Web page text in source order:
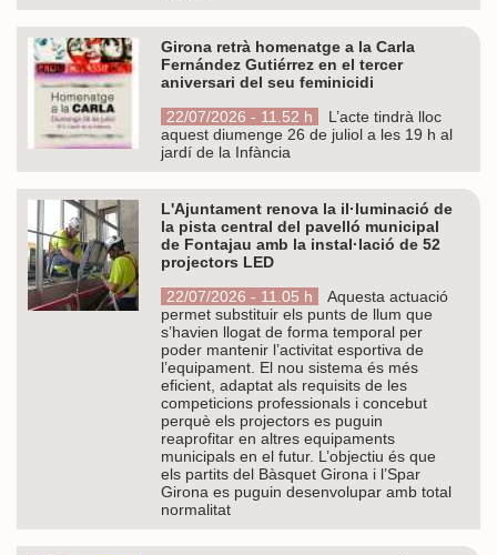
Girona retrà homenatge a la Carla
Fernández Gutiérrez en el tercer
aniversari del seu feminicidi
22/07/2026 - 11.52 h
L’acte tindrà lloc
aquest diumenge 26 de juliol a les 19 h al
jardí de la Infància
L'Ajuntament renova la il·luminació de
la pista central del pavelló municipal
de Fontajau amb la instal·lació de 52
projectors LED
22/07/2026 - 11.05 h
Aquesta actuació
permet substituir els punts de llum que
s’havien llogat de forma temporal per
poder mantenir l’activitat esportiva de
l’equipament. El nou sistema és més
eficient, adaptat als requisits de les
competicions professionals i concebut
perquè els projectors es puguin
reaprofitar en altres equipaments
municipals en el futur. L’objectiu és que
els partits del Bàsquet Girona i l’Spar
Girona es puguin desenvolupar amb total
normalitat